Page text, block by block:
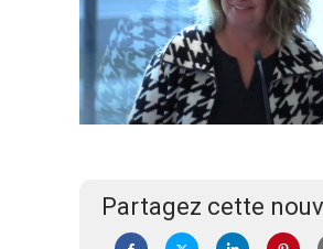
Partagez cette